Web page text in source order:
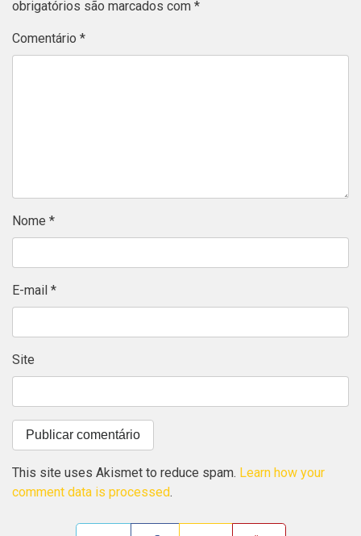
obrigatórios são marcados com *
Comentário *
Nome *
E-mail *
Site
This site uses Akismet to reduce spam. Learn how your
comment data is processed.